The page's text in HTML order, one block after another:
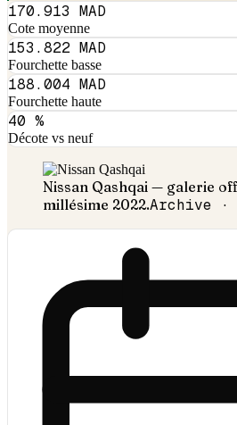
170.913 MAD
Cote moyenne
153.822 MAD
Fourchette basse
188.004 MAD
Fourchette haute
40 %
Décote vs neuf
Nissan Qashqai — galerie
millésime 2022.Archive ·